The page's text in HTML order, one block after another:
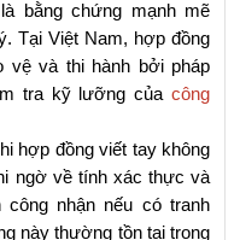
bằng chứng mạnh mẽ
Tại Việt Nam, hợp đồng
vệ và thi hành bởi pháp
tra kỹ lưỡng của công
hợp đồng viết tay không
ngờ về tính xác thực và
nhận nếu có tranh
này thường tồn tại trong